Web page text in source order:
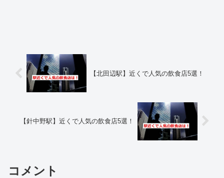
【北田辺駅】近くで人気の飲食店5選！
【針中野駅】近くで人気の飲食店5選！
コメント